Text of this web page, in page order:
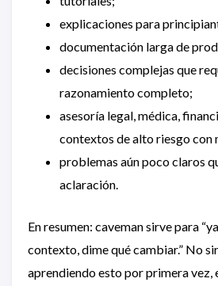
explicaciones para
documentación larga de
decisiones complejas que
razonamiento completo;
asesoría legal, médica,
contextos de alto riesgo con
problemas aún poco claros
aclaración.
En resumen: caveman sirve para
contexto, dime qué cambiar.” No
aprendiendo esto por primera vez,